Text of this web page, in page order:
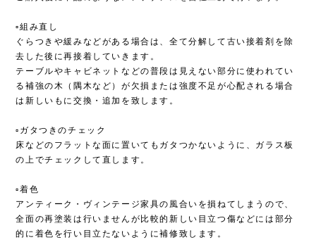
▫︎組み直し
ぐらつきや緩みなどがある場合は、全て分解して古い接着剤を除
去した後に再接着していきます。
テーブルやキャビネットなどの普段は見えない部分に使われてい
る補強の木（隅木など）が欠損または強度不足が心配される場合
は新しいもに交換・追加を致します。
▫︎ガタつきのチェック
床などのフラットな面に置いてもガタつかないように、ガラス板
の上でチェックして直します。
▫︎着色
アンティーク・ヴィンテージ家具の風合いを損ねてしまうので、
全面の再塗装は行いませんが比較的新しい目立つ傷などには部分
的に着色を行い目立たないように補修致します。